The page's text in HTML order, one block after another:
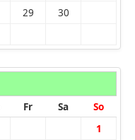
29 30
Fr Sa So
1